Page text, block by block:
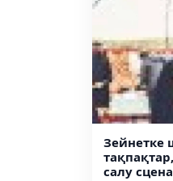
Зейнетке
салу